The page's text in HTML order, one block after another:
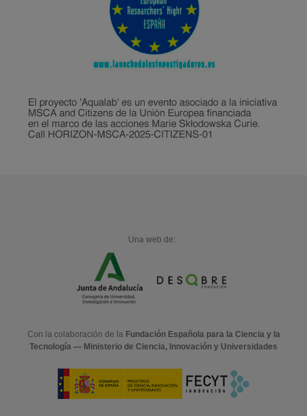
Una web de:
Con la colaboración de la Fundación Española para la Ciencia y la
Tecnología — Ministerio de Ciencia, Innovación y Universidades